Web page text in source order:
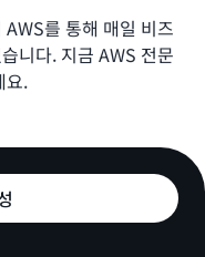
필요가 없습니다.
사항을 적용할 시기
습니다.”
확대
스를 저해하지 않으
장시킬 수 있는 유연성
를 통해 매일 비즈
니다. 지금 AWS 전문
요.